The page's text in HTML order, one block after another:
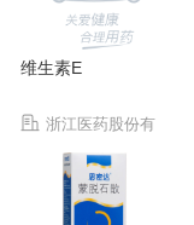
维生素E
浙江医药股份有
限公司新昌制药厂